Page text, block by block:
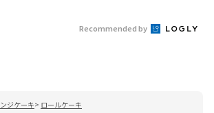
Recommended by
ジケーキ
ロールケーキ